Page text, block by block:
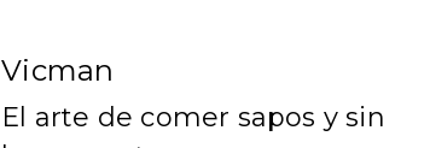
Vicman
El arte de comer sapos y sin